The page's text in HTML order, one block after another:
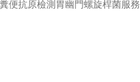
便抗原檢測胃幽門螺旋桿菌服務